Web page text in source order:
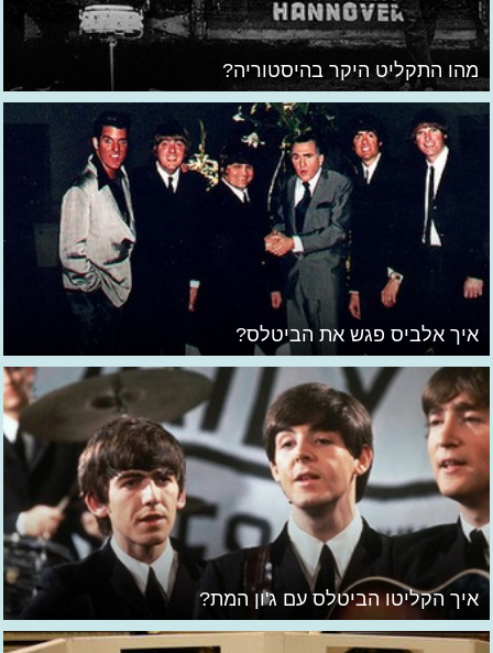
מהו התקליט היקר בהיסטוריה?
איך אלביס פגש את הביטלס?
איך הקליטו הביטלס עם ג'ון המת?